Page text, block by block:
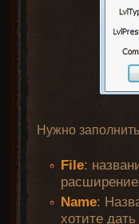
Нужно
File:
Name:
хотите дать